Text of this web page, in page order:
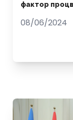
фактор
08/06/2024